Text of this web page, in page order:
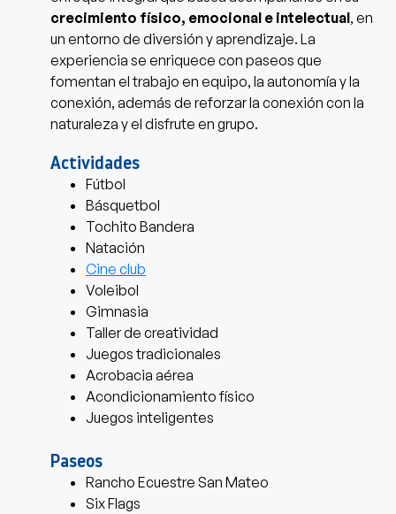
crecimiento físico, emocional e intelectual, en
un entorno de diversión y aprendizaje. La
experiencia se enriquece con paseos que
fomentan el trabajo en equipo, la autonomía y la
conexión, además de reforzar la conexión con la
naturaleza y el disfrute en grupo.
Actividades
Fútbol
Básquetbol
Tochito Bandera
Natación
Cine club
Voleibol
Gimnasia
Taller de creatividad
Juegos tradicionales
Acrobacia aérea
Acondicionamiento físico
Juegos inteligentes
Paseos
Rancho Ecuestre San Mateo
Six Flags